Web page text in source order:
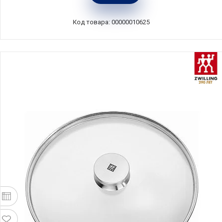
Код товара: 00000010625